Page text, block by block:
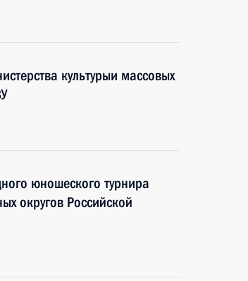
культурыи массовых
юношеского турнира
округов Российской